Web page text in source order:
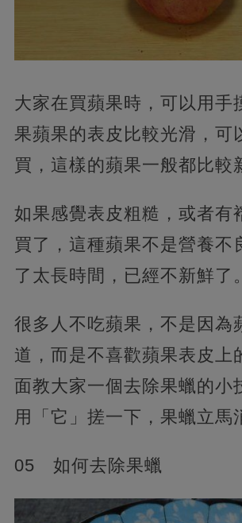
大家在買蘋果時，可以用手
果蘋果的表皮比較光滑，可
買，這樣的蘋果一般都比較
如果感覺表皮粗糙，或者有
買了，這種蘋果不是營養不
了太長時間，已經不新鮮了。
很多人不吃蘋果，不是因為
道，而是不喜歡蘋果表皮上
面教大家一個去除果蠟的小
用「它」搓一下，果蠟立馬
05 如何去除果蠟